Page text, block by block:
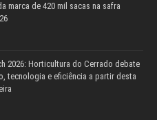
marca de 420 mil sacas na safra
2026: Horticultura do Cerrado debate
tecnologia e eficiência a partir desta